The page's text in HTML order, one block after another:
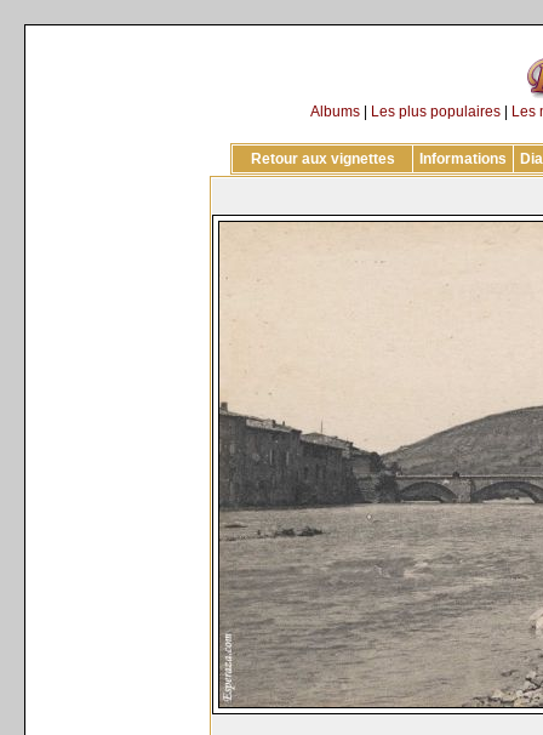
Albums| Les plus populaires| Les
Retour aux vignettes Informations